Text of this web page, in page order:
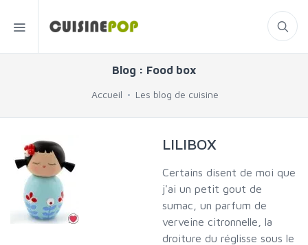
Blog : Food box
Accueil Les blog de cuisine
LILIBOX
Certains disent de moi que
j'ai un petit gout de
sumac, un parfum de
verveine citronnelle, la
droiture du réglisse sous le